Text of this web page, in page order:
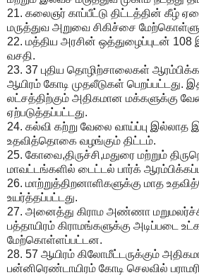
21. கலைஞர் காப்பீட்டு திட்டத்தின் கீழ்
மருத்துவ அறுவை சிகிச்சை
22. மத்திய அரசின் ஒத்துழைப்புடன்
வசதி.
23. 37 புதிய தொழிற்சாலைகள்
ஆயிரம் கோடி முதலீடுகள் பெறப்பட்டது.
லட்சத்திற்கும் அதிகமான மக்களுக்கு
ஏற்படுத்தப்பட்டது.
24. கல்வி கற்று வேலை வாய்ப்பு இல்லாத
உதவித்தொகை வழங்கும் திட்டம்.
25. கோவை,திருச்சி,மதுரை மற்றும்
மாவட்டங்களில் டைட்டல் பார்க்
26. மாற்றுத்திறனாளிகளுக்கு மாத
உயர்த்தப்பட்டது.
27. அனைத்து கிராம அண்ணா மறுமலர்ச்சி
பத்தாயிரம் கிராமங்களுக்கு அடிப்படை
மேற்கொள்ளப்பட்டன.
28. 57 ஆயிரம் கிலோமீட்டருக்கும்
பன்னிரெண்டாயிரம் கோடி செலவில்